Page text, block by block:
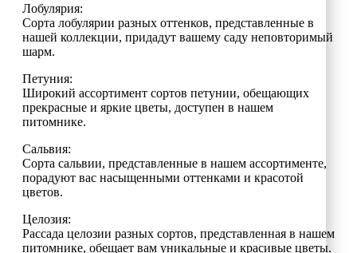
Лобулярия:
Сорта лобулярии разных оттенков, представленные в
нашей коллекции, придадут вашему саду неповторимый
шарм.
Петуния:
Широкий ассортимент сортов петунии, обещающих
прекрасные и яркие цветы, доступен в нашем
питомнике.
Сальвия:
Сорта сальвии, представленные в нашем ассортименте,
порадуют вас насыщенными оттенками и красотой
цветов.
Целозия:
Рассада целозии разных сортов, представленная в нашем
питомнике, обещает вам уникальные и красивые цветы.